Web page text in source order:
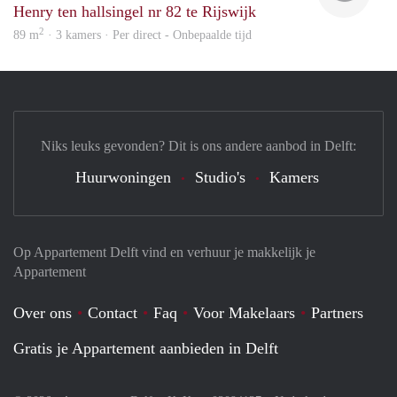
Henry ten hallsingel nr 82 te Rijswijk
89 m2 · 3 kamers · Per direct - Onbepaalde tijd
Op Appartement Delft vind en verhuur je makkelijk je
Appartement
Over ons Contact Faq Voor Makelaars
Partners
Gratis je Appartement aanbieden in Delft
Niks leuks gevonden? Dit is ons andere aanbod in Delft:
Huurwoningen Studio's Kamers